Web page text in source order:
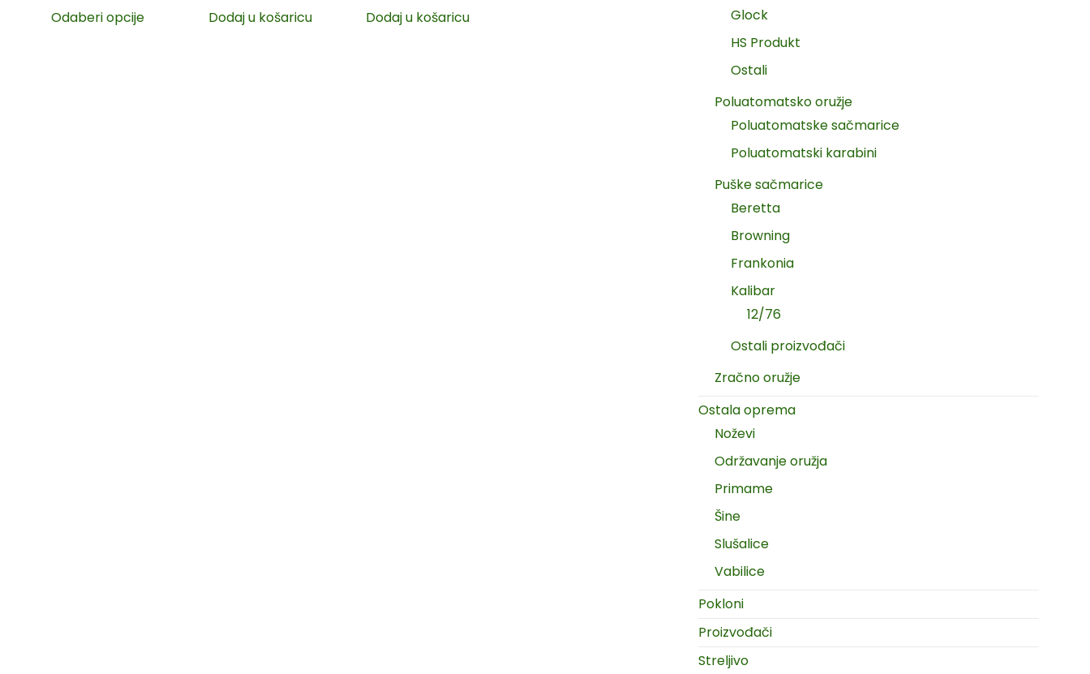
Odaberi opcije Dodaj u košaricu Dodaj u košaricu
Glock
HS Produkt
Ostali
Poluatomatsko oružje
Poluatomatske sačmarice
Poluatomatski karabini
Puške sačmarice
Beretta
Browning
Frankonia
Kalibar
12/76
Ostali proizvođači
Zračno oružje
Ostala oprema
Noževi
Održavanje oružja
Primame
Šine
Slušalice
Vabilice
Pokloni
Proizvođači
Streljivo